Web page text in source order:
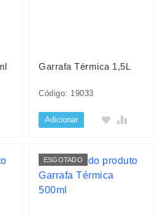
Garrafa Térmica 1,5L
Código: 19033
Adicionar
ESGOTADO